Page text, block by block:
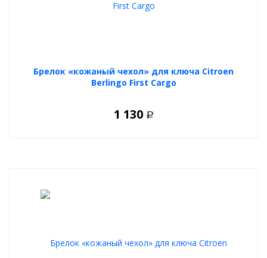
Брелок «кожаный чехол» для ключа Citroen
Berlingo First Cargo
1 130 Р